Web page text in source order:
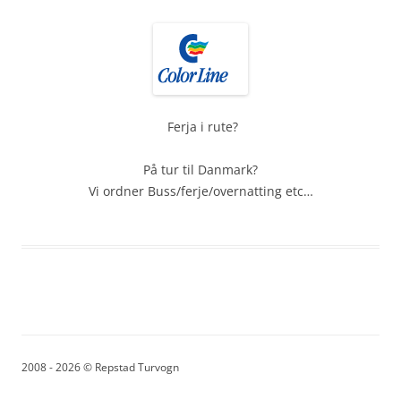
Ferja i rute?
På tur til Danmark?
Vi ordner Buss/ferje/overnatting etc…
2008 - 2026 © Repstad Turvogn